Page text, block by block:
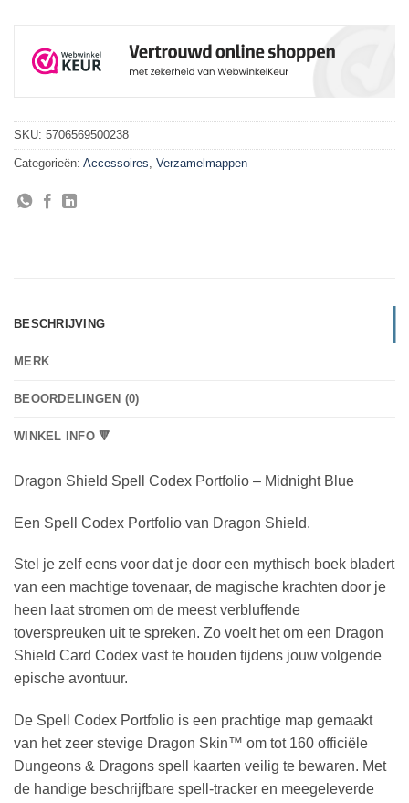
SKU: 5706569500238
Categorieën: Accessoires, Verzamelmappen
BESCHRIJVING
MERK
BEOORDELINGEN (0)
WINKEL INFO 🔻
Dragon Shield Spell Codex Portfolio – Midnight Blue
Een Spell Codex Portfolio van Dragon Shield.
Stel je zelf eens voor dat je door een mythisch boek bladert
van een machtige tovenaar, de magische krachten door je
heen laat stromen om de meest verbluffende
toverspreuken uit te spreken. Zo voelt het om een Dragon
Shield Card Codex vast te houden tijdens jouw volgende
epische avontuur.
De Spell Codex Portfolio is een prachtige map gemaakt
van het zeer stevige Dragon Skin™ om tot 160 officiële
Dungeons & Dragons spell kaarten veilig te bewaren. Met
de handige beschrijfbare spell-tracker en meegeleverde